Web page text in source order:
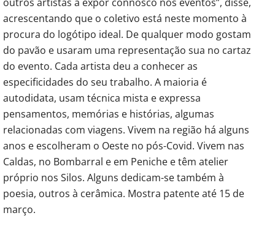
acrescentando que o coletivo está neste momento à
procura do logótipo ideal. De qualquer modo gostam
do pavão e usaram uma representação sua no cartaz
do evento. Cada artista deu a conhecer as
especificidades do seu trabalho. A maioria é
autodidata, usam técnica mista e expressa
pensamentos, memórias e histórias, algumas
relacionadas com viagens. Vivem na região há alguns
anos e escolheram o Oeste no pós-Covid. Vivem nas
Caldas, no Bombarral e em Peniche e têm atelier
próprio nos Silos. Alguns dedicam-se também à
poesia, outros à cerâmica. Mostra patente até 15 de
março.